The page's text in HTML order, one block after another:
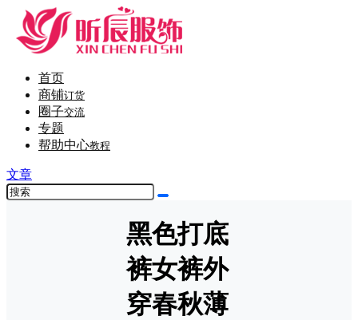
首页
商铺订货
圈子交流
专题
帮助中心教程
文章
黑色打底
裤女裤外
穿春秋薄